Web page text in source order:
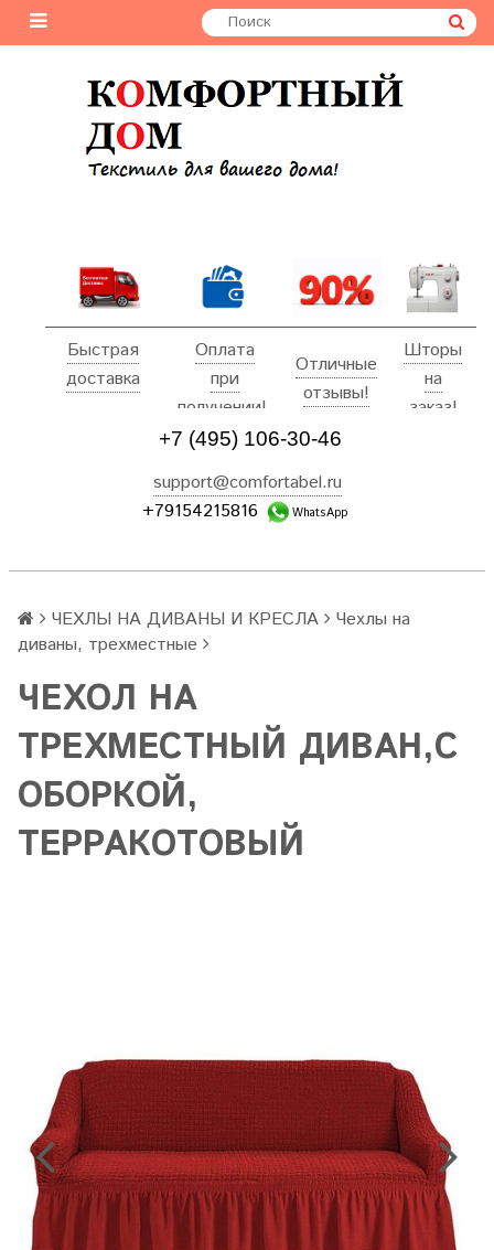
Быстрая
доставка
Оплата
при
получении!
Отличные
отзывы!
Шторы
на
заказ!
+7 (495) 106-30-46
support@comfortabel.ru
+79154215816
WhatsApp
ЧЕХЛЫ НА ДИВАНЫ И КРЕСЛА
Чехлы на
диваны, трехместные
ЧЕХОЛ НА
ТРЕХМЕСТНЫЙ ДИВАН,С
ОБОРКОЙ,
ТЕРРАКОТОВЫЙ